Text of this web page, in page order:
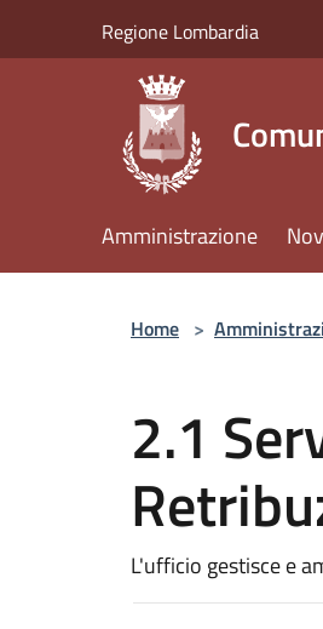
Regione Lombardia
Amministrazione
Home >
2.1
L'ufficio gestisce e